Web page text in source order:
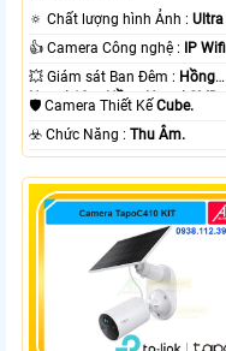
🔅 Chất lượng hình Ảnh :
.
👍 Camera Công nghệ :
IP
💥 Giám sát Ban Đêm : Hồng
Ngoại 10m Hồng Ngoại SMD.
🛡 Camera Thiết KếCube.
️☣️ Chức Năng :Thu Âm.